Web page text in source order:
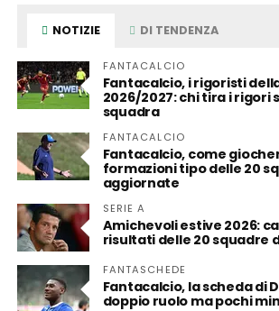
NOTIZIE DI TENDENZA
FANTACALCIO
Fantacalcio, i rigoristi
2026/2027: chi tira i rigori
squadra
FANTACALCIO
Fantacalcio, come
formazioni tipo delle 20
aggiornate
SERIE A
Amichevoli estive 2026:
risultati delle 20 squadre
FANTASCHEDE
Fantacalcio, la scheda di
doppio ruolo ma pochi